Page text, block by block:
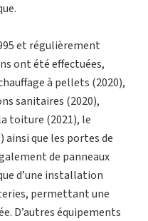
et régulièrement
ont été effectuées,
à pellets (2020),
sanitaires (2020),
toiture (2021), le
que les portes de
de panneaux
d’une installation
permettant une
D’autres équipements